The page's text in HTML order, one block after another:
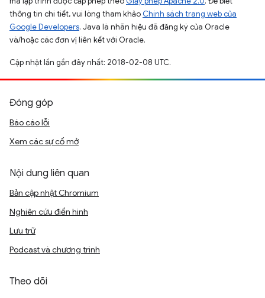
thông tin chi tiết, vui lòng tham khảo Chính sách trang web của
Google Developers. Java là nhãn hiệu đã đăng ký của Oracle
và/hoặc các đơn vị liên kết với Oracle.
Cập nhật lần gần đây nhất: 2018-02-08 UTC.
Đóng góp
Báo cáo lỗi
Xem các sự cố mở
Nội dung liên quan
Bản cập nhật Chromium
Nghiên cứu điển hình
Lưu trữ
Podcast và chương trình
Theo dõi